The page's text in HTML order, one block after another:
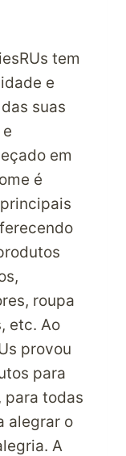
tem
e
suas
em
é
roupa
etc. Ao
provou
para
para todas
alegrar o
A